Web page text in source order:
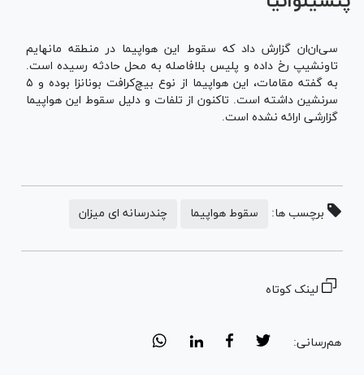
سی‌ان‌ان گزارش داد که سقوط این هواپیما در منطقه مانهایم
تاونشیپ رخ داده و پلیس بلافاصله به محل حادثه رسیده‌ است.
به گفته مقامات، این هواپیما از نوع بیچ‌کرافت بونانزا بوده و ۵
سرنشین داشته است. تاکنون از تلفات و دلیل سقوط این هواپیما
گزارشی ارائه نشده است.
برچسب ها: سقوط هواپیما چندرسانه ای میزان
لینک کوتاه
هم‌رسانی: